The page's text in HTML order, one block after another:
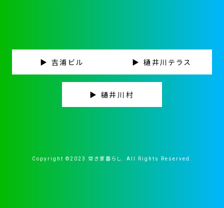
▶ 吉浦ビル ▶ 樋井川テラス
▶ 樋井川村
Copyright ©2023 空き家暮らし. All Rights Reserved.